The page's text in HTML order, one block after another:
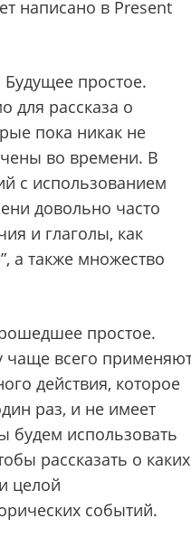
написано в Present
простое.
для рассказа о
пока никак не
во времени. В
с использованием
довольно часто
и глаголы, как
а также множество
простое.
всего
действия, которое
раз, и не имеет
будем использовать
рассказать о
целой
событий.